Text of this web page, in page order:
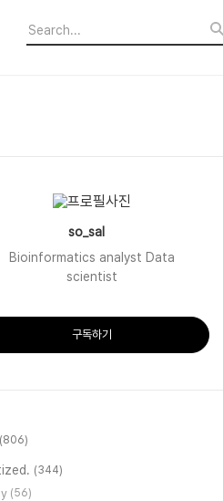
so_sal
Bioinformatics analyst Data
scientist
구독하기
(806)
(344)
(56)